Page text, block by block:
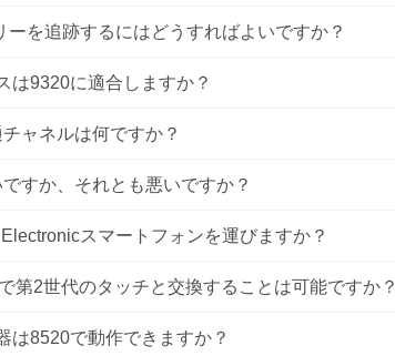
ーを追跡するにはどうすればよいですか？
は9320に適合しますか？
ャネルは何ですか？
すか、それとも悪いですか？
スマートフォンを運びますか？
第2世代のタッチと交換することは可能ですか？
は8520で動作できますか？